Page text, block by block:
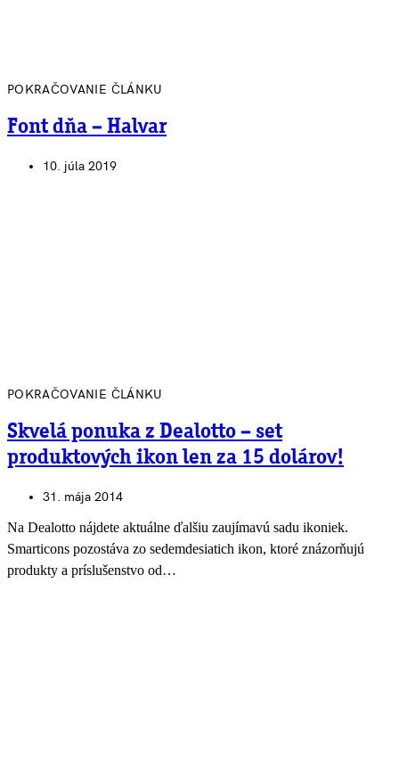
POKRAČOVANIE ČLÁNKU
Font dňa – Halvar
10. júla 2019
POKRAČOVANIE ČLÁNKU
Skvelá ponuka z Dealotto – set
produktových ikon len za 15 dolárov!
31. mája 2014
Na Dealotto nájdete aktuálne ďalšiu zaujímavú sadu ikoniek.
Smarticons pozostáva zo sedemdesiatich ikon, ktoré znázorňujú
produkty a príslušenstvo od…